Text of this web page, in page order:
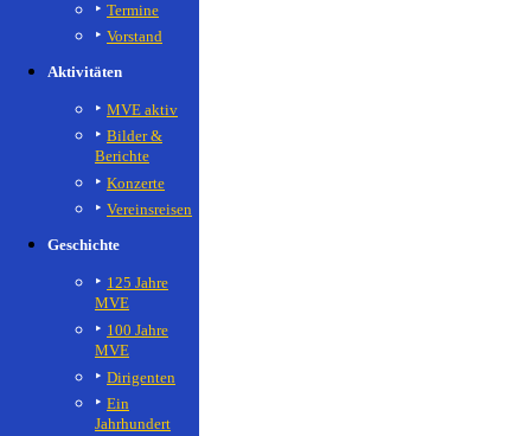
Termine
Vorstand
Aktivitäten
MVE aktiv
Bilder &
Berichte
Konzerte
Vereinsreisen
Geschichte
125 Jahre
MVE
100 Jahre
MVE
Dirigenten
Ein
Jahrhundert